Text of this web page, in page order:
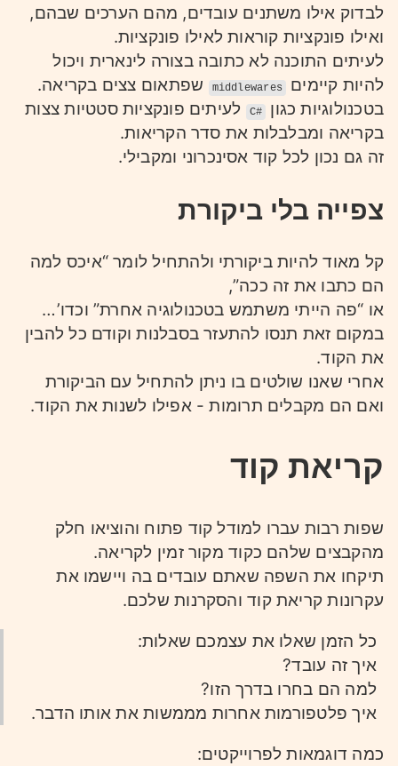
לבדוק אילו משתנים עובדים, מהם הערכים שבהם,
ואילו פונקציות קוראות לאילו פונקציות.
לעיתים התוכנה לא כתובה בצורה לינארית ויכול
להיות קיימים
middlewares
שפתאום צצים בקריאה.
בטכנולוגיות כגון
C#
לעיתים פונקציות סטטיות צצות
בקריאה ומבלבלות את סדר הקריאות.
זה גם נכון לכל קוד אסינכרוני ומקבילי.
צפייה בלי ביקורת
קל מאוד להיות ביקורתי ולהתחיל לומר “איכס למה
הם כתבו את זה ככה”,
או “פה הייתי משתמש בטכנולוגיה אחרת” וכדו’…
במקום זאת תנסו להתעזר בסבלנות וקודם כל להבין
את הקוד.
אחרי שאנו שולטים בו ניתן להתחיל עם הביקורת
ואם הם מקבלים תרומות - אפילו לשנות את הקוד.
קריאת קוד
שפות רבות עברו למודל קוד פתוח והוציאו חלק
מהקבצים שלהם כקוד מקור זמין לקריאה.
תיקחו את השפה שאתם עובדים בה ויישמו את
עקרונות קריאת קוד והסקרנות שלכם.
כל הזמן שאלו את עצמכם שאלות:
איך זה עובד?
למה הם בחרו בדרך הזו?
איך פלטפורמות אחרות מממשות את אותו הדבר.
כמה דוגמאות לפרוייקטים: